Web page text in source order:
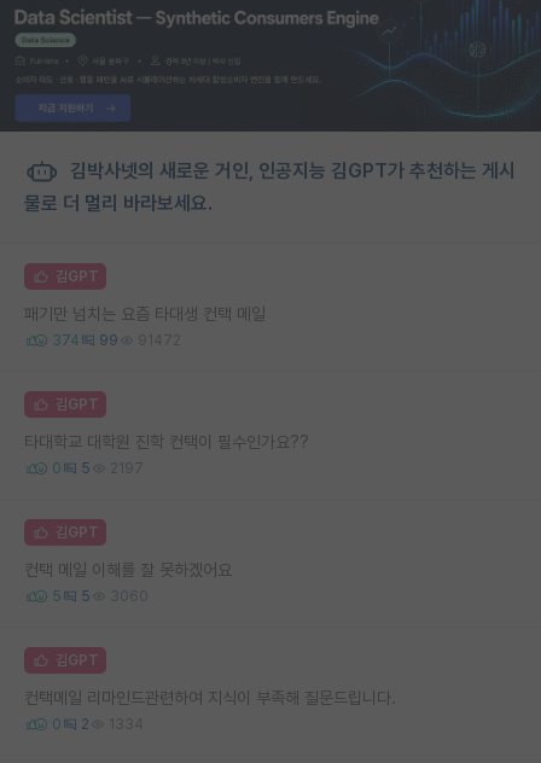
김박사넷의 새로운 거인, 인공지능 김GPT가 추천하는 게시
물로 더 멀리 바라보세요.
김GPT
패기만 넘치는 요즘 타대생 컨택 메일
374 99 91472
김GPT
타대학교 대학원 진학 컨택이 필수인가요??
0 5 2197
김GPT
컨택 메일 이해를 잘 못하겠어요
5 5 3060
김GPT
컨택메일 리마인드관련하여 지식이 부족해 질문드립니다.
0 2 1334